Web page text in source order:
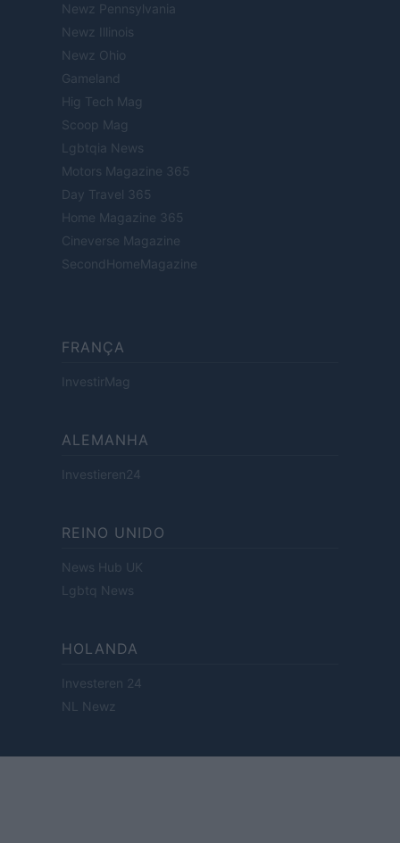
Newz Pennsylvania
Newz Illinois
Newz Ohio
Gameland
Hig Tech Mag
Scoop Mag
Lgbtqia News
Motors Magazine 365
Day Travel 365
Home Magazine 365
Cineverse Magazine
SecondHomeMagazine
FRANÇA
InvestirMag
ALEMANHA
Investieren24
REINO UNIDO
News Hub UK
Lgbtq News
HOLANDA
Investeren 24
NL Newz